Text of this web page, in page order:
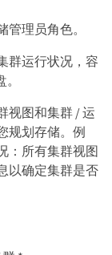
理员角色。
群运行状况，容
视图和集群 / 运
规划存储。例
：所有集群视图
以确定集群是否